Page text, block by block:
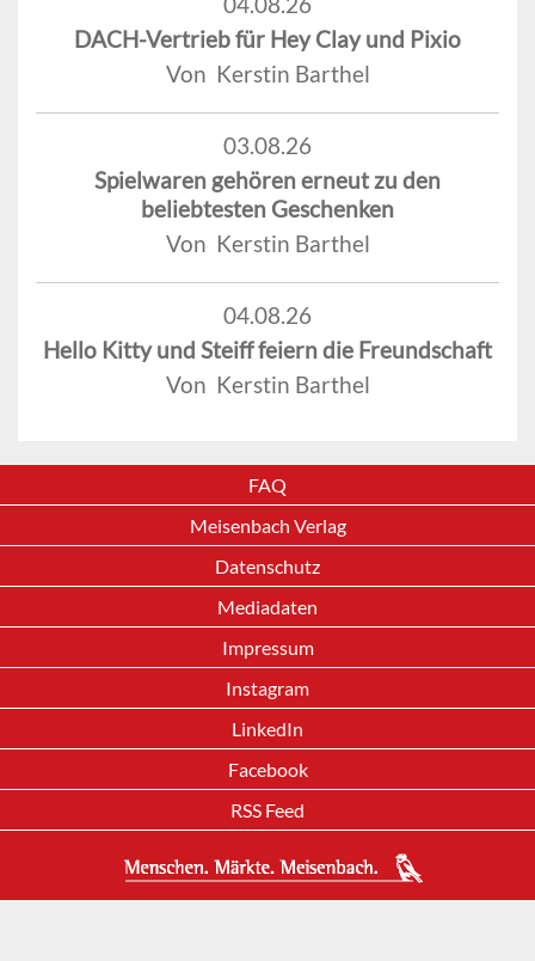
DACH-Vertrieb für Hey Clay und Pixio
Von Kerstin Barthel
03.08.26
Spielwaren gehören erneut zu den
beliebtesten Geschenken
Von Kerstin Barthel
04.08.26
Hello Kitty und Steiff feiern die Freundschaft
Von Kerstin Barthel
FAQ
Meisenbach Verlag
Datenschutz
Mediadaten
Impressum
Instagram
LinkedIn
Facebook
RSS Feed